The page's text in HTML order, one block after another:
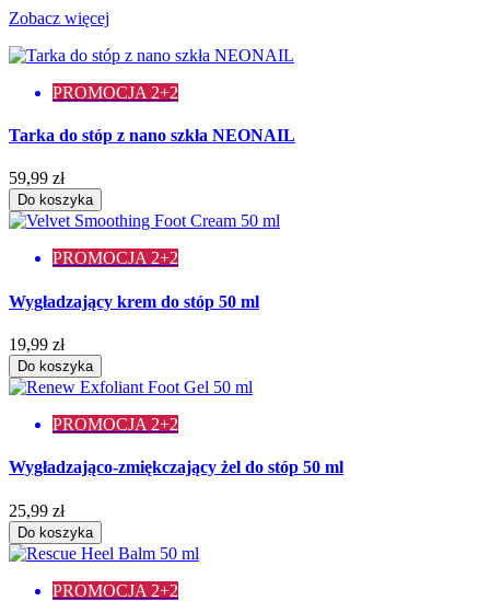
Zobacz więcej
PROMOCJA 2+2
Tarka do stóp z nano szkła NEONAIL
59,99 zł
Do koszyka
PROMOCJA 2+2
Wygładzający krem do stóp 50 ml
19,99 zł
Do koszyka
PROMOCJA 2+2
Wygładzająco-zmiękczający żel do stóp 50 ml
25,99 zł
Do koszyka
PROMOCJA 2+2